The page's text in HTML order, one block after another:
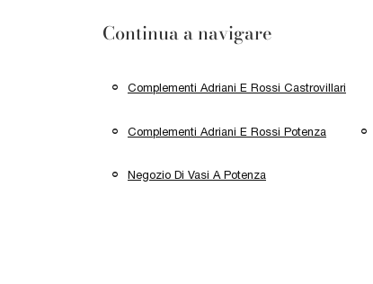
Continua a navigare
Complementi Adriani E Rossi Castrovillari
Complementi Adriani E Rossi Potenza
Negozio Di Vasi A Potenza